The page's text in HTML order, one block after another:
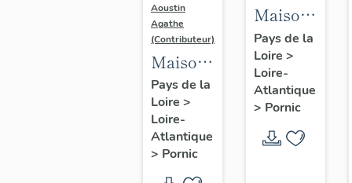
Aoustin
Agathe
(Contributeur)
Maison
de
villégiature
balnéaire
dite la
Malouine,
Pays de la
Loire >
Loire-
Atlantique
> Pornic
Maison
de
villégiature
balnéaire
dite Ker
Colo, 19
avenue
Pays de la
Loire >
Loire-
Atlantique
> Pornic